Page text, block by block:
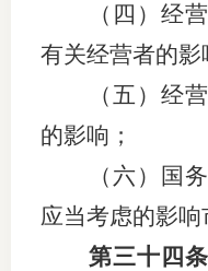
（四）经
有关经营者的影
（五）经
的影响；
（六）国
应当考虑的影响
第三十四条